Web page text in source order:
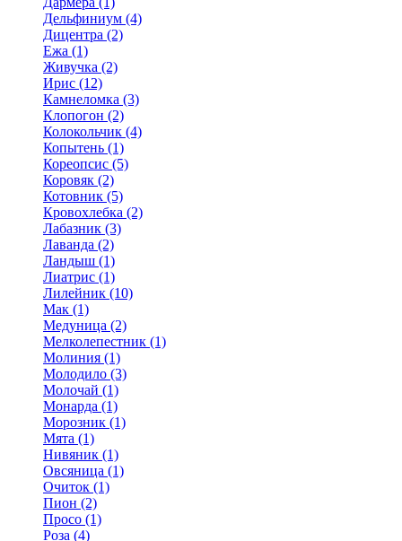
Дельфиниум (4)
Дицентра (2)
Ежа (1)
Живучка (2)
Ирис (12)
Камнеломка (3)
Клопогон (2)
Колокольчик (4)
Копытень (1)
Кореопсис (5)
Коровяк (2)
Котовник (5)
Кровохлебка (2)
Лабазник (3)
Лаванда (2)
Ландыш (1)
Лиатрис (1)
Лилейник (10)
Мак (1)
Медуница (2)
Мелколепестник (1)
Молиния (1)
Молодило (3)
Молочай (1)
Монарда (1)
Морозник (1)
Мята (1)
Нивяник (1)
Овсяница (1)
Очиток (1)
Пион (2)
Просо (1)
Роза (4)